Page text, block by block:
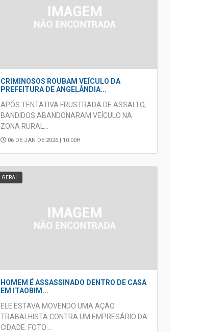
CRIMINOSOS ROUBAM VEÍCULO DA
PREFEITURA DE ANGELÂNDIA...
APÓS TENTATIVA FRUSTRADA DE ASSALTO,
BANDIDOS ABANDONARAM VEÍCULO NA
ZONA RURAL...
06 DE JAN DE 2026 | 10:00H
GERAL
HOMEM É ASSASSINADO DENTRO DE CASA
EM ITAOBIM...
ELE ESTAVA MOVENDO UMA AÇÃO
TRABALHISTA CONTRA UM EMPRESÁRIO DA
CIDADE. FOTO:...